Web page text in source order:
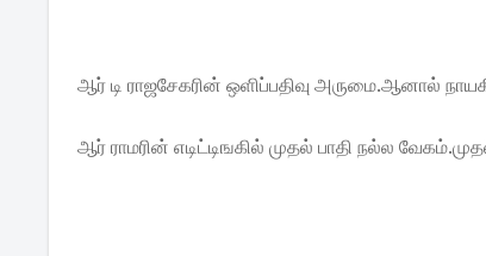
ஆர் டி ராஜசேகரின் ஒளிப்பதிவு அருமை.ஆனால்
ஆர் ராமரின் எடிட்டிஙகில் முதல் பாதி நல்ல